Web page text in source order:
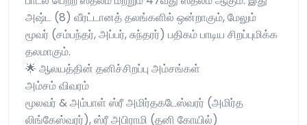
அஷ்ட (8) வீரட்டானத் தலங்களில் ஒன்றாகும், மேலும்
மூவர் (சம்பந்தர், அப்பர், சுந்தரர்) பதிகம் பாடிய சிறப்புமிக்க
தலமாகும்.
🌟 ஆலயத்தின் தனிச்சிறப்பு அம்சங்கள்
அம்சம் விவரம்
மூலவர் & அம்பாள் ஸ்ரீ அமிர்தகடேஸ்வரர் (அமிர்த
லிங்கேஸ்வரர்), ஸ்ரீ அபிராமி (தனி கோயில்)